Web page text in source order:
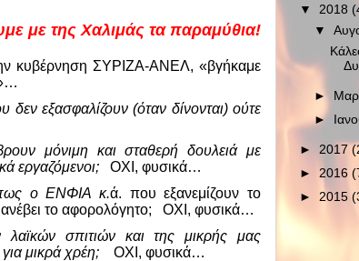
με της Χαλιμάς τα παραμύθια!
κυβέρνηση ΣΥΡΙΖΑ-ΑΝΕΛ, «βγήκαμε
δεν εξασφαλίζουν (όταν δίνονται) ούτε
μόνιμη και σταθερή δουλειά με
εργαζόμενοι;ΟΧΙ, φυσικά…
ο ΕΝΦΙΑ κ.ά. που εξανεμίζουν το
το αφορολόγητο; ΟΧΙ, φυσικά…
λαϊκών σπιτιών και της μικρής μας
μικρά χρέη;ΟΧΙ, φυσικά…
▼ 2018
▼
►
►
► 2017
► 2016
► 2015